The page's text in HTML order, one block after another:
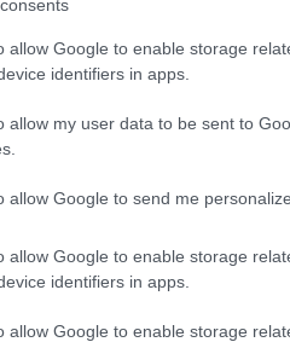
allow Google to enable storage
identifiers in apps.
allow my user data to be sent to
allow Google to send me
allow Google to enable storage
identifiers in apps.
allow Google to enable storage